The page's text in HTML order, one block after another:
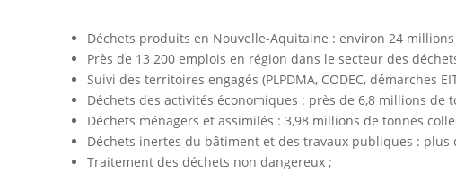
Déchets produits en Nouvelle-Aquitaine : environ 24
Près de 13 200 emplois en région dans le secteur des
Suivi des territoires engagés (PLPDMA, CODEC, démarches
Déchets des activités économiques : près de 6,8 millions de
Déchets ménagers et assimilés : 3,98 millions de tonnes
Déchets inertes du bâtiment et des travaux publiques :
Traitement des déchets non dangereux ;